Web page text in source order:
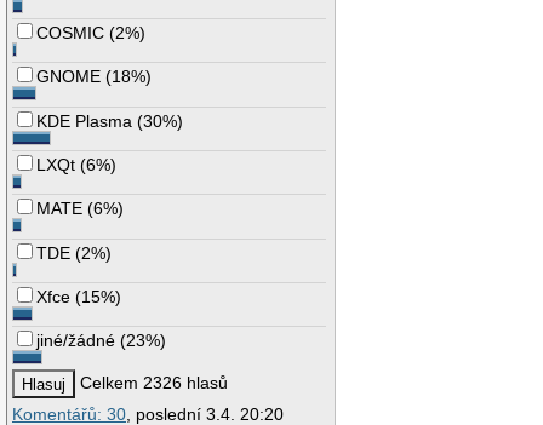
COSMIC (2%)
GNOME (18%)
KDE Plasma (30%)
LXQt (6%)
MATE (6%)
TDE (2%)
Xfce (15%)
jiné/žádné (23%)
Celkem 2326 hlasů
Komentářů: 30 , poslední 3.4. 20:20